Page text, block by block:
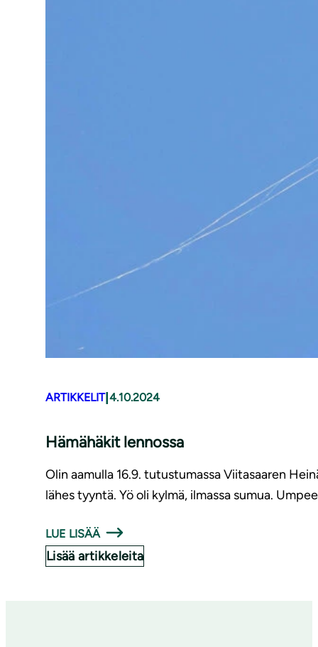
ARTIKKELIT| 4.10.2024
Hämähäkit lennossa
Olin aamulla 16.9. tutustumassa Viitasaaren
lähes tyyntä. Yö oli kylmä, ilmassa sumua.
LUE LISÄÄ
Lisää artikkeleita